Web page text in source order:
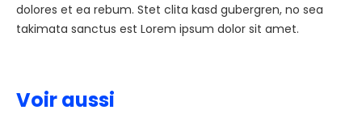
dolores et ea rebum. Stet clita kasd gubergren, no sea
takimata sanctus est Lorem ipsum dolor sit amet.
Voir aussi